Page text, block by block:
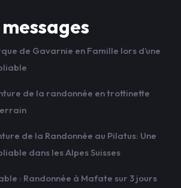
de Gavarnie en Famille lors d’une
de la randonnée en trottinette
de la Randonnée au Pilatus: Une
dans les Alpes Suisses
: Randonnée à Mafate sur 3 jours